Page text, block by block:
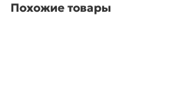
Похожие товары